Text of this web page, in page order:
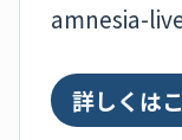
amnesia-
詳しくは